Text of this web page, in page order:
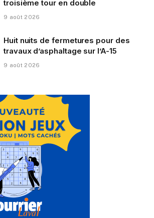
troisième tour en double
9 août 2026
Huit nuits de fermetures pour des
travaux d’asphaltage sur l’A-15
9 août 2026